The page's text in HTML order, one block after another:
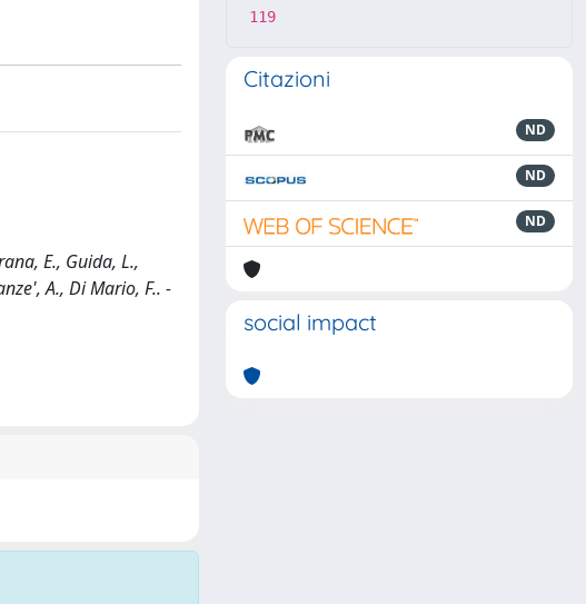
E., Guida, L.,
A., Di Mario, F.. -
119
Citazioni
ND
ND
ND
social impact